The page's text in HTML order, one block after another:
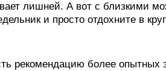
лишней. А вот с близкими
и просто отдохните в
рекомендацию более опытных